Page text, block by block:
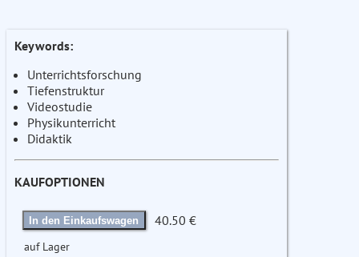
Keywords:
Unterrichtsforschung
Tiefenstruktur
Videostudie
Physikunterricht
Didaktik
KAUFOPTIONEN
In den Einkaufswagen 40.50 €
auf Lager